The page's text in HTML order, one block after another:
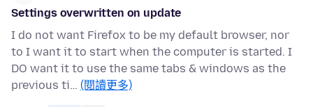
Settings overwritten on update
I do not want Firefox to be my default browser, nor
to I want it to start when the computer is started. I
DO want it to use the same tabs & windows as the
previous ti… (閱讀更多)